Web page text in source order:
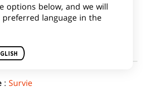
26 juil. 2017
:Survie
options below, and we will
language in the